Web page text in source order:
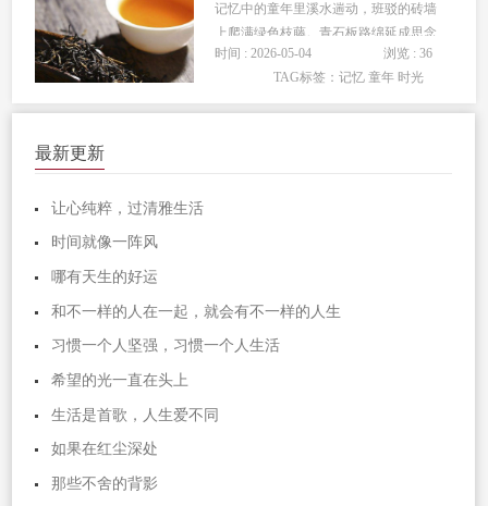
记忆中的童年里溪水遄动，班驳的砖墙
上爬满绿色枝藤。青石板路绵延成思念
的形状，湿润的空气中弥漫着新鲜泥土
味。裹小脚的老妇人们围聚在院落中哝
时间 : 2026-05-04
浏览 : 36
TAG标签：记忆 童年 时光
最新更新
让心纯粹，过清雅生活
时间就像一阵风
哪有天生的好运
和不一样的人在一起，就会有不一样的人生
习惯一个人坚强，习惯一个人生活
希望的光一直在头上
生活是首歌，人生爱不同
如果在红尘深处
那些不舍的背影